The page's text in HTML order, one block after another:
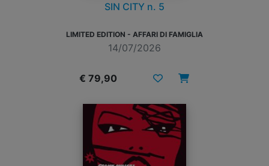
SIN CITY n. 5
LIMITED EDITION - AFFARI DI FAMIGLIA
14/07/2026
€ 79,90